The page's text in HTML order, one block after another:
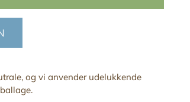
og vi anvender udelukkende